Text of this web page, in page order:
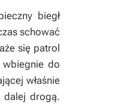
biegł
schować
się patrol
do
właśnie
dalej drogą.